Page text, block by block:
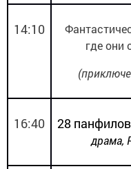
14:10
где они
16:40 28
драма,